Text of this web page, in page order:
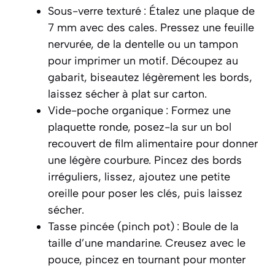
Sous-verre texturé : Étalez une plaque de
7 mm avec des cales. Pressez une feuille
nervurée, de la dentelle ou un tampon
pour imprimer un motif. Découpez au
gabarit, biseautez légèrement les bords,
laissez sécher à plat sur carton.
Vide-poche organique : Formez une
plaquette ronde, posez-la sur un bol
recouvert de film alimentaire pour donner
une légère courbure. Pincez des bords
irréguliers, lissez, ajoutez une petite
oreille pour poser les clés, puis laissez
sécher.
Tasse pincée (pinch pot) : Boule de la
taille d’une mandarine. Creusez avec le
pouce, pincez en tournant pour monter